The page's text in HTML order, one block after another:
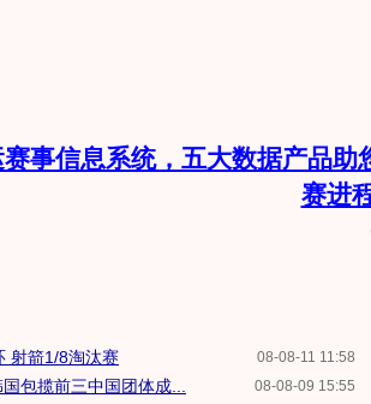
事信息系统，五大数据产品助
赛进
08-08-11 11:58
射箭1/8淘汰赛
08-08-09 15:55
包揽前三中国团体成...